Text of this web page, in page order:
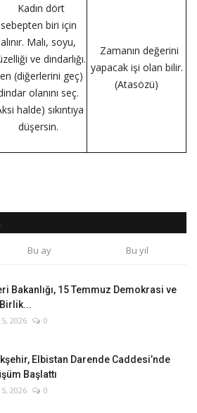
Kadın dört
sebepten biri için
alınır. Malı, soyu,
ve dindarlığı.
(diğerlerini geç)
olanını seç.
halde) sıkıntıya
düşersin.
Zamanın değerini
yapacak işi olan bilir.
(Atasözü)
Bu ay Bu yıl
Bakanlığı, 15 Temmuz Demokrasi ve
2026 0
Elbistan Darende Caddesi’nde
Başlattı
2026 0